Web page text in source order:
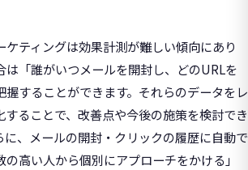
ティングは効果計測が難しい傾向にあり
は「誰がいつメールを開封し、どのURLを
握することができます。それらのデータをレ
することで、改善点や今後の施策を検討でき
に、メールの開封・クリックの履歴に自動で
高い人から個別にアプローチをかける」